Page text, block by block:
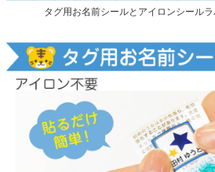
タグ用お名前シールとアイロンシール